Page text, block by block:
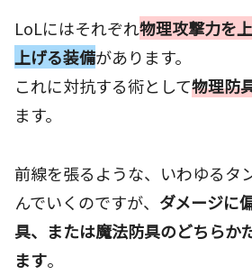
LoLにはそれぞれ物理攻撃力を
上げる装備があります。
これに対抗する術として物理防
ます。
前線を張るような、いわゆるタ
んでいくのですが、 ダメージに
具、または魔法防具のどちらか
ます。